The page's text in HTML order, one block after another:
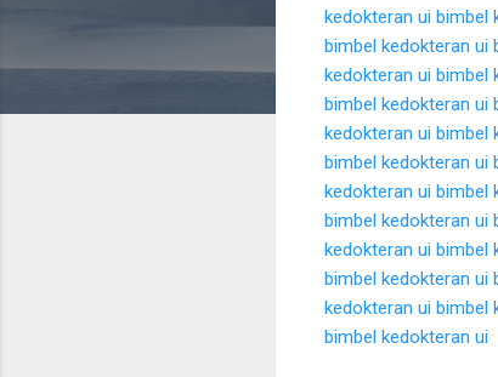
kedokteran ui bimbel
bimbel kedokteran ui
kedokteran ui bimbel
bimbel kedokteran ui
kedokteran ui bimbel
bimbel kedokteran ui
kedokteran ui bimbel
bimbel kedokteran ui
kedokteran ui bimbel
bimbel kedokteran ui
kedokteran ui bimbel
bimbel kedokteran ui